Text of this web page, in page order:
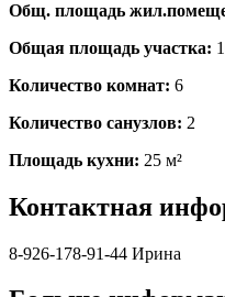
Общ. площадь
Общая площадь участка:
Количество комнат: 6
Количество санузлов: 2
Площадь кухни: 25 м²
Контактная
8-926-178-91-44 Ирина